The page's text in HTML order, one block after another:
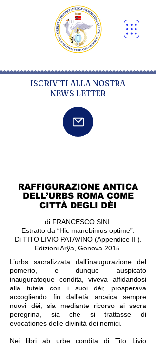
ISCRIVITI ALLA NOSTRA
NEWS LETTER
RAFFIGURAZIONE ANTICA
DELL’URBS ROMA COME
CITTÀ DEGLI DÈI
di FRANCESCO SINI.
Estratto da “Hic manebimus optime”.
Di TITO LIVIO PATAVINO (Appendice II ).
Edizioni Arŷa, Genova 2015.
L’urbs sacralizzata dall’inaugurazione del
pomerio, e dunque auspicato
inauguratoque condita, viveva affidandosi
alla tutela con i suoi dèi; prosperava
accogliendo fin dall’età arcaica sempre
nuovi dèi, sia mediante ricorso ai sacra
peregrina, sia che si trattasse di
evocationes delle divinità dei nemici.
Nei libri ab urbe condita di Tito Livio